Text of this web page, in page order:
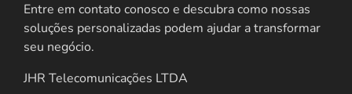
Entre em contato conosco e descubra como nossas
soluções personalizadas podem ajudar a transformar
seu negócio.
JHR Telecomunicações LTDA